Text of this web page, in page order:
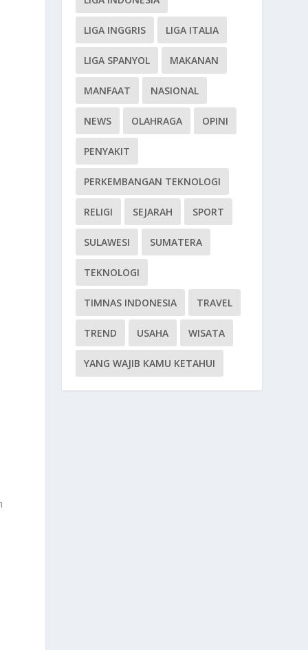
LIGA INGGRIS LIGA ITALIA
LIGA SPANYOL MAKANAN
MANFAAT NASIONAL
NEWS OLAHRAGA OPINI
PENYAKIT
PERKEMBANGAN TEKNOLOGI
RELIGI SEJARAH SPORT
SULAWESI SUMATERA
TEKNOLOGI
TIMNAS INDONESIA TRAVEL
TREND USAHA WISATA
YANG WAJIB KAMU KETAHUI